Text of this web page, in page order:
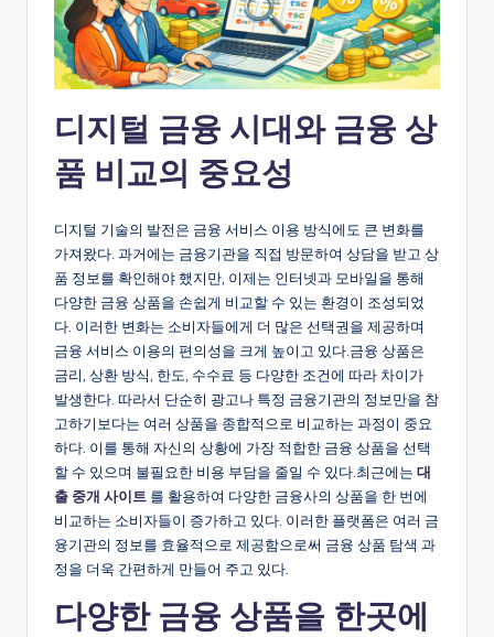
디지털 금융 시대와 금융 상
품 비교의 중요성
디지털 기술의 발전은 금융 서비스 이용 방식에도 큰 변화를
가져왔다. 과거에는 금융기관을 직접 방문하여 상담을 받고 상
품 정보를 확인해야 했지만, 이제는 인터넷과 모바일을 통해
다양한 금융 상품을 손쉽게 비교할 수 있는 환경이 조성되었
다. 이러한 변화는 소비자들에게 더 많은 선택권을 제공하며
금융 서비스 이용의 편의성을 크게 높이고 있다.금융 상품은
금리, 상환 방식, 한도, 수수료 등 다양한 조건에 따라 차이가
발생한다. 따라서 단순히 광고나 특정 금융기관의 정보만을 참
고하기보다는 여러 상품을 종합적으로 비교하는 과정이 중요
하다. 이를 통해 자신의 상황에 가장 적합한 금융 상품을 선택
할 수 있으며 불필요한 비용 부담을 줄일 수 있다.최근에는 대
출 중개 사이트 를 활용하여 다양한 금융사의 상품을 한 번에
비교하는 소비자들이 증가하고 있다. 이러한 플랫폼은 여러 금
융기관의 정보를 효율적으로 제공함으로써 금융 상품 탐색 과
정을 더욱 간편하게 만들어 주고 있다.
다양한 금융 상품을 한곳에